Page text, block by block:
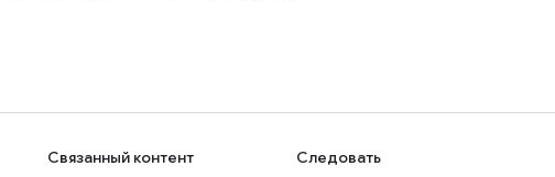
Связанный контент Следовать